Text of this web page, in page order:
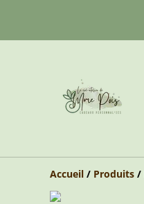
Accueil / Produits /